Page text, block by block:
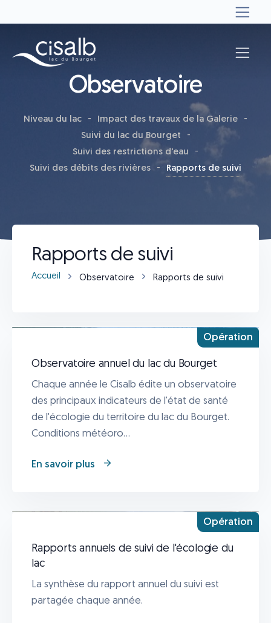
Observatoire
Niveau du lac
Impact des travaux de la Galerie
Suivi du lac du Bourget
Suivi des restrictions d'eau
Suivi des débits des rivières
Rapports de suivi
Rapports de suivi
Accueil Observatoire Rapports de suivi
Opération
Observatoire annuel du lac du Bourget
Chaque année le Cisalb édite un observatoire
des principaux indicateurs de l'état de santé
de l'écologie du territoire du lac du Bourget.
Conditions météoro...
En savoir plus
Opération
Rapports annuels de suivi de l'écologie du
lac
La synthèse du rapport annuel du suivi est
partagée chaque année.